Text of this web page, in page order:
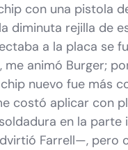
con una pistola
diminuta rejilla de
a la placa se
me animó Burger;
nuevo fue más
costó aplicar con
en la parte
Farrell—, pero